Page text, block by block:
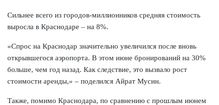
Сильнее всего из городов-миллионников средняя стоимость
выросла в Краснодаре – на 8%.
«Спрос на Краснодар значительно увеличился после вновь
открывшегося аэропорта. В этом июне бронирований на 30%
больше, чем год назад. Как следствие, это вызвало рост
стоимости аренды,» – поделился Айрат Мусин.
Также, помимо Краснодара, по сравнению с прошлым июнем